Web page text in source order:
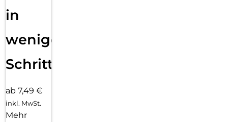
in
wenigen
Schritten
ab 7,49 €
inkl. MwSt.
Mehr